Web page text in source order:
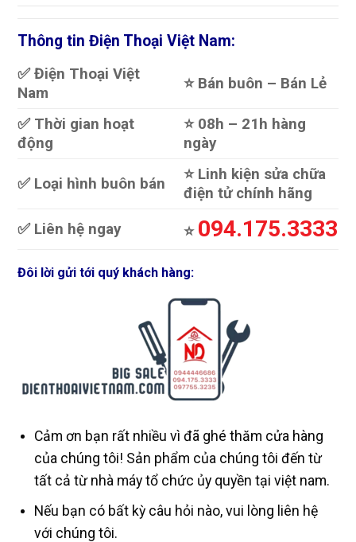
Thông tin Điện Thoại Việt Nam:
✅ Điện Thoại Việt
Nam
⭐️ Bán buôn – Bán Lẻ
✅ Thời gian hoạt
động
⭐️ 08h – 21h hàng
ngày
✅ Loại hình buôn bán
⭐️ Linh kiện sửa chữa
điện tử chính hãng
✅ Liên hệ ngay
⭐️ 094.175.3333
Đôi lời gửi tới quý khách hàng:
Cảm ơn bạn rất nhiều vì đã ghé thăm cửa hàng
của chúng tôi! Sản phẩm của chúng tôi đến từ
tất cả từ nhà máy tổ chức ủy quyền tại việt nam.
Nếu bạn có bất kỳ câu hỏi nào, vui lòng liên hệ
với chúng tôi.